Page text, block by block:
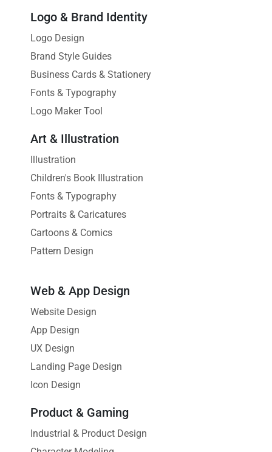
Logo & Brand Identity
Logo Design
Brand Style Guides
Business Cards & Stationery
Fonts & Typography
Logo Maker Tool
Art & Illustration
Illustration
Children's Book Illustration
Fonts & Typography
Portraits & Caricatures
Cartoons & Comics
Pattern Design
Web & App Design
Website Design
App Design
UX Design
Landing Page Design
Icon Design
Product & Gaming
Industrial & Product Design